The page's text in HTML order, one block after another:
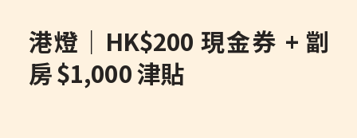
港燈｜HK$200 現金券 + 劏
房 $1,000 津貼